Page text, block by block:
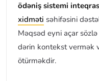
ödəniş sistemi
xidməti səhifəsini
Məqsəd eyni açar
dərin kontekst vermək
ötürməkdir.